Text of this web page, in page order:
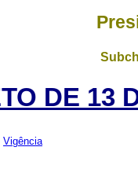
DE 13
Vigência